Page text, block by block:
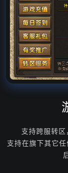
支持跨服转区
支持在旗下其它